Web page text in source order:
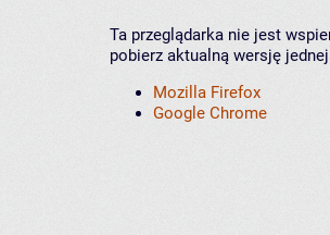
Ta przeglądarka nie jest
pobierz aktualną wersję
Mozilla Firefox
Google Chrome